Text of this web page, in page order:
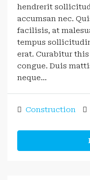
hendrerit
accumsan nec.
facilisis, at
tempus
erat. Curabitur
congue. Duis
neque...
Construction